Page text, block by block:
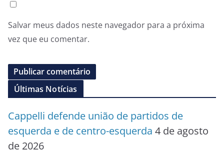
Salvar meus dados neste navegador para a próxima
vez que eu comentar.
Últimas Notícias
Cappelli defende união de partidos de
esquerda e de centro-esquerda 4 de agosto
de 2026